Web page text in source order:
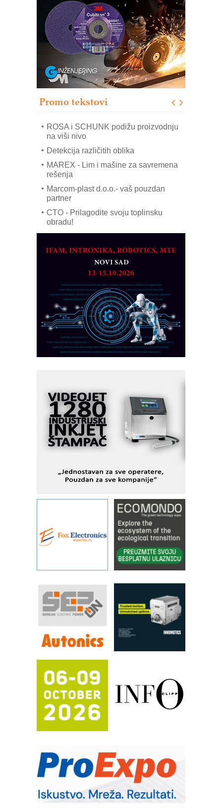
Promo tekstovi
Bezbednost na prvom mestu!
IB BLUMENAUER - više od 40 godina
poverenja u industriji
COMBYPACK
RMQ-TITAN ADVANCED INDICATOR
– Pametna signalizacija za efikasnije
upravljanje mašinama
Sigurnije ispitivanje transformatora u
solarnim elektranama i vetroparkovima
ROSA i SCHUNK podižu proizvodnju
na viši nivo
Detekcija različitih oblika
MAREX - Lim i mašine za savremena
rešenja
Marcom-plast d.o.o.- vaš pouzdan
partner
CTO - Prilagodite svoju toplinsku
obradu!
PLC AKYTEC
AUKOM: Svetski standard metrologije
dostupan u Srbiji
MOTOMAN – NEXT-Robotika vođena
veštačkom inteligencijom
I.SAFE MOBILE revolucioniše
industrijsku automatizaciju
pionirskimmobile operator PANEL-OM
Fleksibilno stezanje i brzo
podešavanje u proizvodnji prototipova
Alba d.o.o. – 35 godina preciznosti u
metrologiji i pametnim dozirnim
rešenjima
IBeRTIM - oprema za ispitivanje
kontrole kvaliteta
sistema
pouzdanost u transferu fluida
Filtration Group Industrial – Napredna
rešenja za filtraciju u hidrauličkim i
procesnim sistemima
Art Utopia Studio – vizuelne priče
RILINEX kompanije Rittal
FANUC: Najbolje za vašu pametnu
automatizaciju
Efikasno upravljanje energijom
Automatizacija pakovanja · Display
(Shelf-Ready) omotnice
Proizvodnja iC7 Hybrid 1500 VDC
Potpuna efikasnost bez složenih
sistema
Trajna oznaka kao dugoročna korist
Bezbednost na prvom mestu!
IB BLUMENAUER - više od 40 godina
COMBYPACK
RMQ-TITAN ADVANCED INDICATOR
– Pametna signalizacija za efikasnije
upravljanje mašinama
Sigurnije ispitivanje transformatora u